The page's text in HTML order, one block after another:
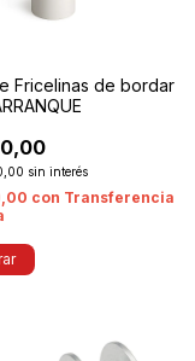
Fricelinas de bordar
sin interés
con Transferencia